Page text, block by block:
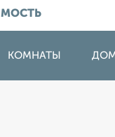
КОМНАТЫ